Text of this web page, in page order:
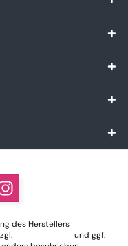
des Herstellers
und ggf.